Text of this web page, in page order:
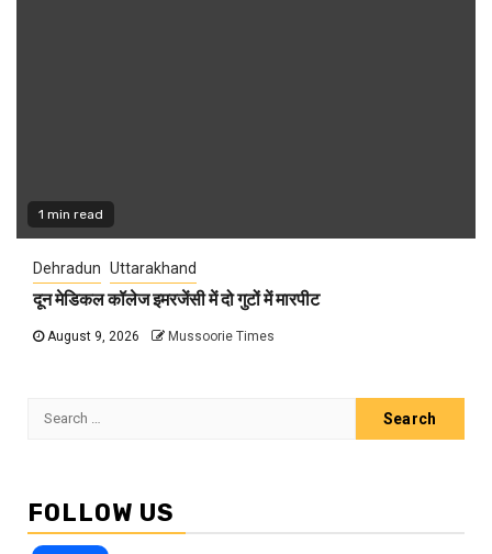
1 min read
Dehradun Uttarakhand
दून मेडिकल कॉलेज इमरजेंसी में दो गुटों में मारपीट
August 9, 2026 Mussoorie Times
Search
FOLLOW US